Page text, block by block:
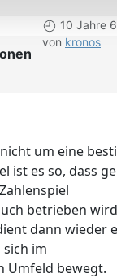
10 Jahre
von kronos
um eine
ist es so, dass
betrieben
dann wieder
sich im
Umfeld bewegt.